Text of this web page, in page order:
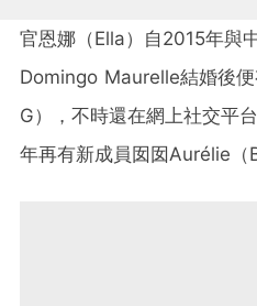
官恩娜（Ella）自2015年與
Domingo Maurelle結婚後
G），不時還在網上社交平
年再有新成員囡囡Aurélie（